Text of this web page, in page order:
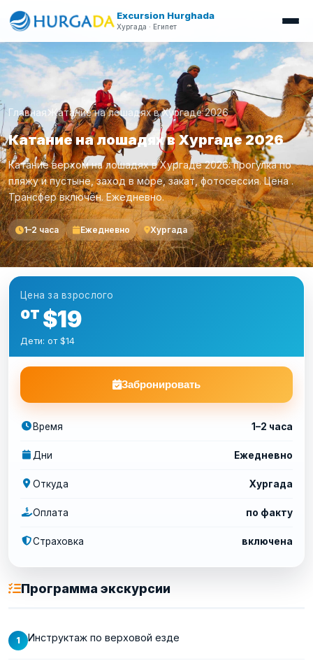
Excursion Hurghada
Хургада · Египет
Главная Катание на лошадях в Хургаде 2026
Катание на лошадях в Хургаде 2026
Катание верхом на лошадях в Хургаде 2026: прогулка по
пляжу и пустыне, заход в море, закат, фотосессия. Цена .
Трансфер включён. Ежедневно.
1–2 часа Ежедневно Хургада
Программа экскурсии
Инструктаж по верховой езде
Цена за взрослого
от $19
Дети: от $14
Забронировать
Время 1–2 часа
Дни Ежедневно
Откуда Хургада
Оплата по факту
Страховка включена